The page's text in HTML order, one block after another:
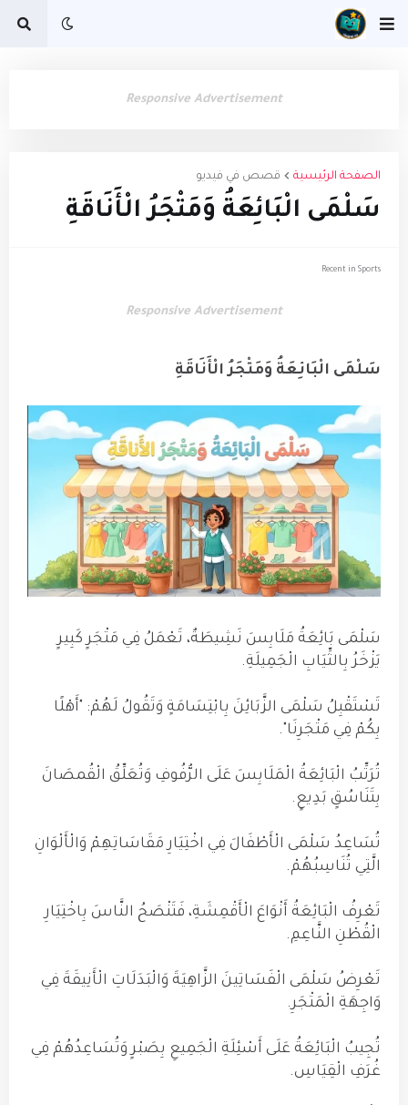
Responsive Advertisement
الصفحة الرئيسية قصص في فيديو
سَلْمَى الْبَائِعَةُ وَمَتْجَرُ الْأَنَاقَةِ
Recent in Sports
Responsive Advertisement
سَلْمَى الْبَائِعَةُ وَمَتْجَرُ الْأَنَاقَةِ
سَلْمَى بَائِعَةُ مَلَابِسَ نَشِيطَةٌ، تَعْمَلُ فِي مَتْجَرٍ كَبِيرٍ
يَزْخَرُ بِالثِّيَابِ الْجَمِيلَةِ.
تَسْتَقْبِلُ سَلْمَى الزَّبَائِنَ بِابْتِسَامَةٍ وَتَقُولُ لَهُمْ: "أَهْلًا
بِكُمْ فِي مَتْجَرِنَا".
تُرَتِّبُ الْبَائِعَةُ الْمَلَابِسَ عَلَى الرُّفُوفِ وَتُعَلِّقُ الْقُمصَانَ
بِتَنَاسُقٍ بَدِيعٍ.
تُسَاعِدُ سَلْمَى الْأَطْفَالَ فِي اخْتِيَارِ مَقَاسَاتِهِمْ وَالْأَلْوَانِ
الَّتِي تُنَاسِبُهُمْ.
تَعْرِفُ الْبَائِعَةُ أَنْوَاعَ الْأَقْمِشَةِ، فَتَنْصَحُ النَّاسَ بِاخْتِيَارِ
الْقُطْنِ النَّاعِمِ.
تَعْرِضُ سَلْمَى الْفَسَاتِينَ الزَّاهِيَةَ وَالْبَدَلَاتِ الْأَنِيقَةَ فِي
وَاجِهَةِ الْمَتْجَرِ.
تُجِيبُ الْبَائِعَةُ عَلَى أَسْئِلَةِ الْجَمِيعِ بِصَبْرٍ وَتُسَاعِدُهُمْ فِي
غُرَفِ الْقِيَاسِ.